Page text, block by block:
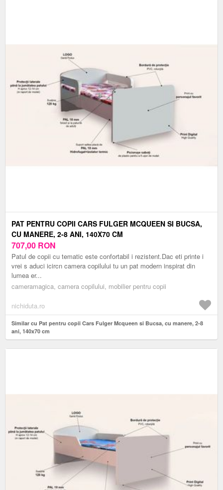
PAT PENTRU COPII CARS FULGER MCQUEEN SI BUCSA,
CU MANERE, 2-8 ANI, 140X70 CM
707,00 RON
Patul de copii cu tematic este confortabil i rezistent.Dac eti printe i
vrei s aduci icircn camera copilului tu un pat modern inspirat din
lumea er...
cameramagica, camera copilului, mobilier pentru copii
nichiduta.ro
Similar cu Pat pentru copii Cars Fulger Mcqueen si Bucsa, cu manere, 2-8
ani, 140x70 cm